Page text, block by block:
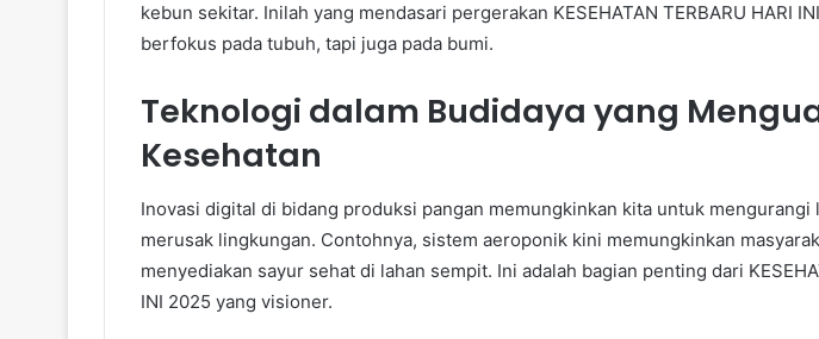
kebun sekitar. Inilah yang mendasari pergerakan KESEHATAN TERBARU HARI
berfokus pada tubuh, tapi juga pada bumi.
Teknologi dalam Budidaya yang
Kesehatan
Inovasi digital di bidang produksi pangan memungkinkan kita untuk mengurangi
merusak lingkungan. Contohnya, sistem aeroponik kini memungkinkan
menyediakan sayur sehat di lahan sempit. Ini adalah bagian penting dari
INI 2025 yang visioner.